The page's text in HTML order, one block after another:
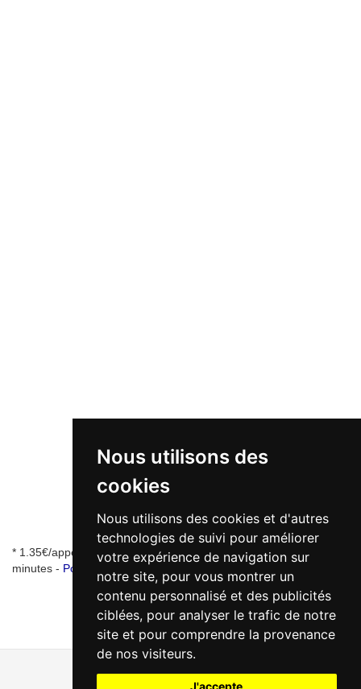
Nous utilisons des
cookies
Nous utilisons des cookies et d'autres
technologies de suivi pour améliorer
votre expérience de navigation sur
notre site, pour vous montrer un
contenu personnalisé et des publicités
ciblées, pour analyser le trafic de notre
site et pour comprendre la provenance
de nos visiteurs.
J'accepte
* 1.35€/appel + 0.34€/min - numéro de mise en relation valable 5
minutes - Pourquoi ce numéro ?